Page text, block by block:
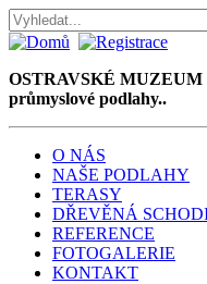
OSTRAVSKÉ MUZEUM
průmyslové podlahy..
O NÁS
NAŠE PODLAHY
TERASY
DŘEVĚNÁ
REFERENCE
FOTOGALERIE
KONTAKT